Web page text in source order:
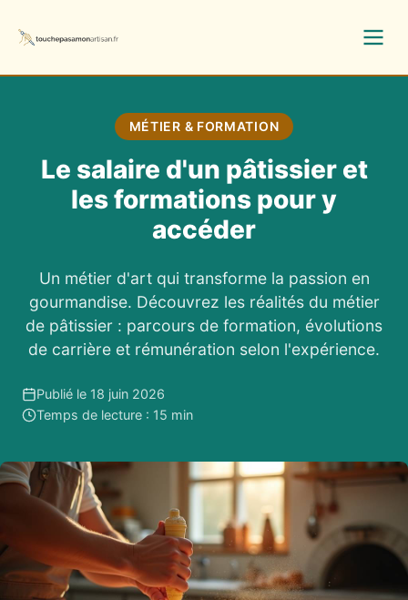
MÉTIER & FORMATION
Le salaire d'un pâtissier et
les formations pour y
accéder
Un métier d'art qui transforme la passion en
gourmandise. Découvrez les réalités du métier
de pâtissier : parcours de formation, évolutions
de carrière et rémunération selon l'expérience.
Publié le 18 juin 2026
Temps de lecture : 15 min